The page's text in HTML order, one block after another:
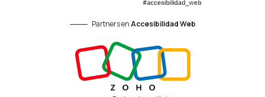
Partners enAccesibilidad Web